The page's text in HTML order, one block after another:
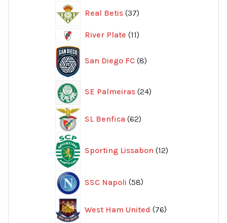
Real Betis 37
produkter
River Plate 1111
San Diego FC 8produkter
SE Palmeiras 24
produkter
SL Benfica 62
produkter
Sporting Lissabon 12produkter
SSC Napoli 58
produkter
West Ham United 76
produkter